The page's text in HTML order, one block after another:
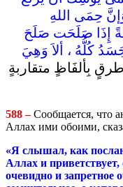
حِمَى اللهِ
إِذَا صَلَحَت صَلَحَ
كُلُّهُ ، ألاَ وَهِيَ
بِألفَاظٍ متقاربةٍ
588 –Сообщается, что
Аллах ими обоими,
«Я слышал, как
Аллах и приветствует,
очевидно и запретное